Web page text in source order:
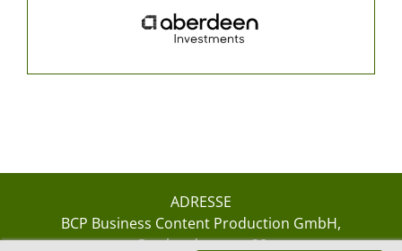
ADRESSE
BCP Business Content Production GmbH
Gotthardstrasse 38